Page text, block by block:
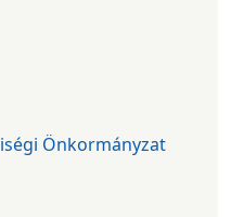
Önkormányzat